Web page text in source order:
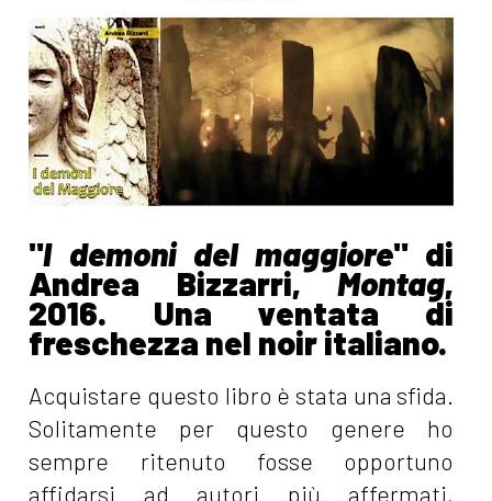
"I demoni del maggiore" di
Andrea Bizzarri,Montag,
2016. Una ventata di
freschezza nel noir italiano.
Acquistare questo libro è stata una sfida.
Solitamente per questo genere ho
sempre ritenuto fosse opportuno
affidarsi ad autori più affermati,